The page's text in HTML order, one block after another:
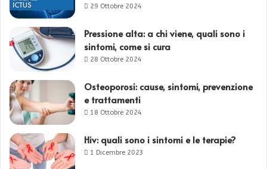
29 Ottobre 2024
Pressione alta: a chi viene, quali sono i
sintomi, come si cura
28 Ottobre 2024
Osteoporosi: cause, sintomi, prevenzione
e trattamenti
18 Ottobre 2024
Hiv: quali sono i sintomi e le terapie?
1 Dicembre 2023